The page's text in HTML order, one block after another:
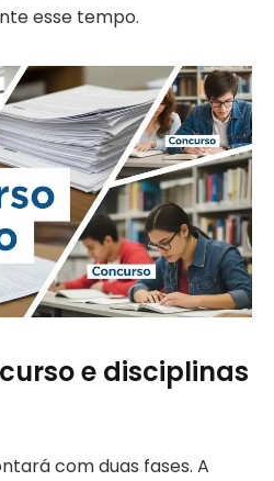
esse tempo.
e disciplinas
com duas fases. A